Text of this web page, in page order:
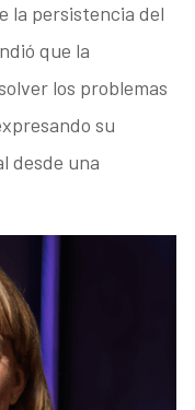
la persistencia del
que la
los problemas
su
desde una